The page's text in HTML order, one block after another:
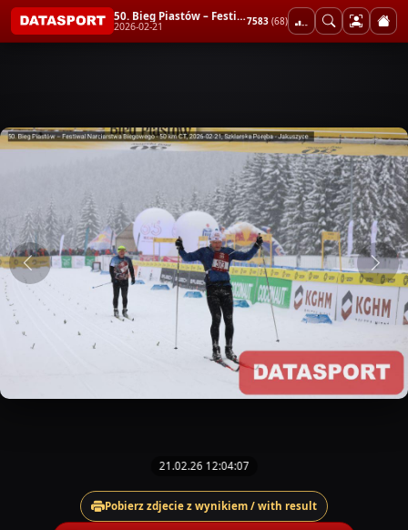
50. Bieg Piastów – Festiwal Narciarstwa Biegowego - 50 km CT
2026-02-21 7583 (68)
21.02.26 12:04:07
Pobierz zdjecie z wynikiem / with result